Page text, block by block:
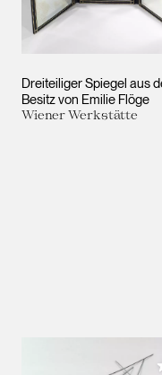
Dreiteiliger Spiegel aus
Besitz von Emilie Flöge
Wiener Werkstätte